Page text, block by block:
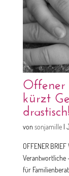
Offener
kürzt
drastisch!
vonsonjamille|
OFFENER
Verantwortliche
für